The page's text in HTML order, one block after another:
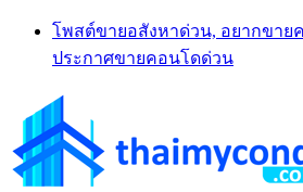
Skip
content
โพสต์ขายอสังหาด่วน, อยากขาย
ประกาศขายคอนโดด่วน